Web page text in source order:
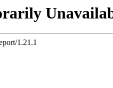
1.21.1